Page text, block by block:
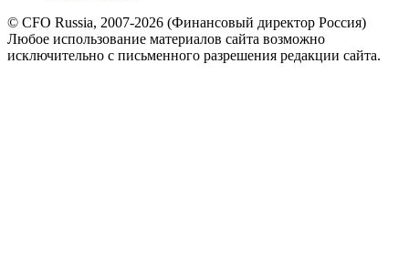
© CFO Russia, 2007-2026 (Финансовый директор Россия)
Любое использование материалов сайта возможно
исключительно с письменного разрешения редакции сайта.